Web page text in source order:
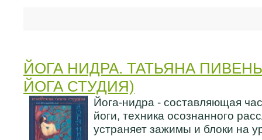
ЙОГА НИДРА. ТАТЬЯНА
ЙОГА СТУДИЯ)
Йога-нидра - составляющая
йоги, техника осознанного
устраняет зажимы и блоки на